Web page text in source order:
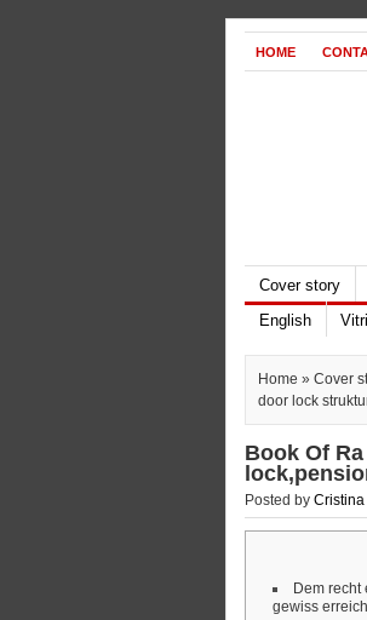
HOME
Cover story
English
Home » Cover
door lock
Book Of
Posted by Cristina
Dem
gewiss